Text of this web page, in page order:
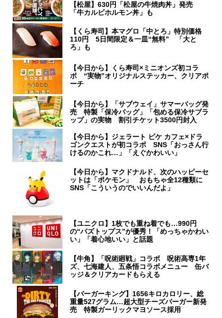
【松屋】630円「松屋の牛焼肉丼」発売
「牛カルビホルモン丼」も
【くら寿司】本マグロ「中とろ」特別価格
110円 5日間限定＆一皿“無料” 「大と
ろ」も
【今日から】くら寿司×ミニオンズ初コラ
ボ “実物”オリジナルステッカー、クリアポ
ーチ
【今日から】「サブウェイ」サマーバッグ発
売 特製「保冷バッグ」「包める保冷サブラ
ップ」の実物 割引チケット3500円封入
【今日から】ジェラート ピケ カフェ×ドラ
ゴンクエストが初コラボ SNS「おっさん行
けるのかこれ…」「えぐかわいい」
【今日から】マクドナルド、次のハッピーセ
ットは「ポケモン」 おもちゃ全12種類に
SNS「こういうのでいいんだよ」
【ユニクロ】1枚でも重ね着でも…990円
の“バズトップス”が優秀！「めっちゃかわい
い」「着心地いい」と話題
【牛角】「呪術廻戦」コラボ 呪術高専1年
ズ、七海建人、五条悟コラボメニュー 缶バ
ッジ＆クリアカードもらえる
【バーガーキング】1656キロカロリー、総
重量527グラム…超大型チーズバーガー新発
売 特製ガーリックマヨソース採用